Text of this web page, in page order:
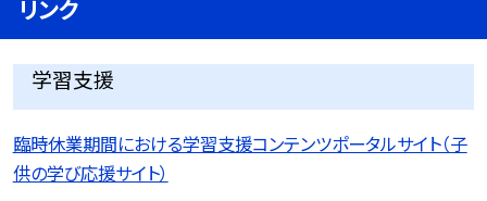
リンク
学習支援
臨時休業期間における学習支援コンテンツポータルサイト（子
供の学び応援サイト）